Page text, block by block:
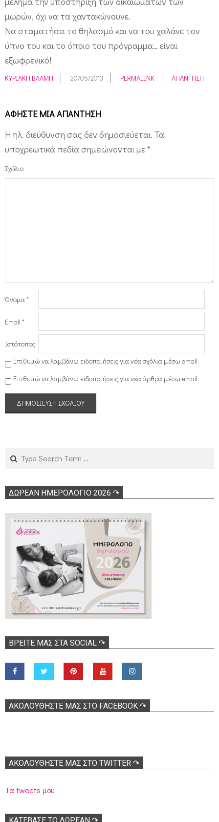
μωρών, όχι να τα χαντακώνουνε.
Να σταματήσει το θηλασμό και να του χαλάνε τον
ύπνο του και το όποιο του πρόγραμμα… είναι
εξωφρενικό!
ΚΥΡΙΑΚΉ ΒΛΆΜΗ 20/05/2013 PERMALINK ΑΠΆΝΤΗΣΗ
ΑΦΉΣΤΕ ΜΙΑ ΑΠΆΝΤΗΣΗ
Η ηλ. διεύθυνση σας δεν δημοσιεύεται. Τα
υποχρεωτικά πεδία σημειώνονται με *
Σχόλιο
Όνομα*
Email *
Ιστότοπος
Επιθυμώ να λαμβάνω ειδοποιήσεις για νέα σχόλια μέσω email.
Επιθυμώ να λαμβάνω ειδοποιήσεις για νέα άρθρα μέσω email.
Search
ΔΩΡΕΑΝ ΗΜΕΡΟΛΟΓΙΟ 2026 ↷
ΒΡΕΊΤΕ ΜΑΣ ΣΤΑ SOCIAL ↷
ΑΚΟΛOΥΘΉΣΤΕ ΜΑΣ ΣΤΟ FACEBOOK ↷
ΑΚΟΛΟΥΘΉΣΤΕ ΜΑΣ ΣΤΟ TWITTER ↷
Τα tweets μου
ΚΑΤΕΒΑΣΕ ΤΟ ΔΩΡΕΑΝ ↷